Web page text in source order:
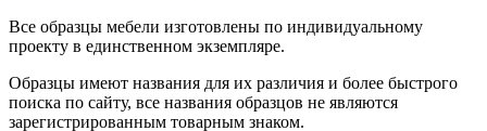
Все образцы мебели изготовлены по индивидуальному
проекту в единственном экземпляре.
Образцы имеют названия для их различия и более быстрого
поиска по сайту, все названия образцов не являются
зарегистрированным товарным знаком.